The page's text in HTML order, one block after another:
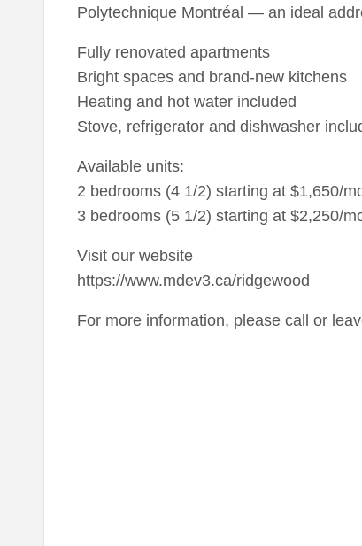
Polytechnique Montréal — an ideal
Fully renovated apartments
Bright spaces and brand-new kitchens
Heating and hot water included
Stove, refrigerator and dishwasher
Available units:
2 bedrooms (4 1/2) starting at $1,650/
3 bedrooms (5 1/2) starting at $2,250/
Visit our website
https://www.mdev3.ca/ridgewood
For more information, please call or